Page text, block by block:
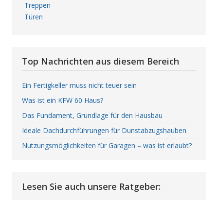
Treppen
Türen
Top Nachrichten aus diesem Bereich
Ein Fertigkeller muss nicht teuer sein
Was ist ein KFW 60 Haus?
Das Fundament, Grundlage für den Hausbau
Ideale Dachdurchführungen für Dunstabzugshauben
Nutzungsmöglichkeiten für Garagen – was ist erlaubt?
Lesen Sie auch unsere Ratgeber: